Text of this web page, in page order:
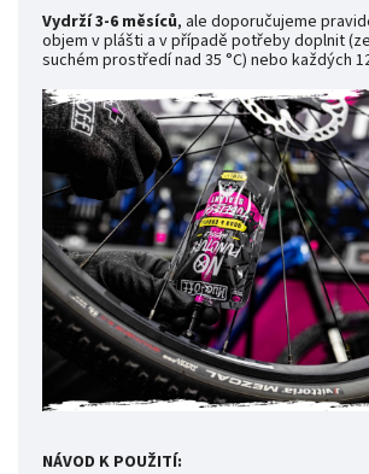
Vydrží 3-6 měsíců, ale doporučujeme
objem v plášti a v případě potřeby doplnit
suchém prostředí nad 35 °C) nebo každých
NÁVOD K POUŽITÍ: